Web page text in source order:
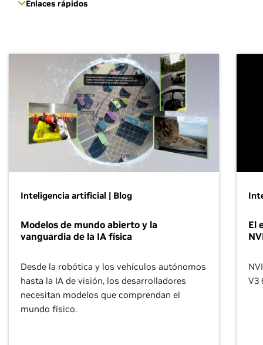
Enlaces rápidos
Inteligencia artificial | Blog
Modelos de mundo abierto y la
vanguardia de la IA física
Desde la robótica y los vehículos autónomos
hasta la IA de visión, los desarrolladores
necesitan modelos que comprendan el
mundo físico.
El
V3